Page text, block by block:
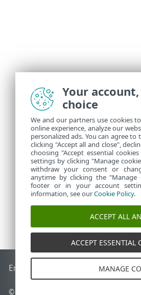
End of Life ESET Knowledge Base
© 1992 - 2026 ESET, spol. s r.o. - Tutti i
Your
choice
We and our partners use cookies
online experience, analyze our
personalized ads. You can agree
clicking "Accept all and close",
choosing "Accept essential
settings by clicking "Manage
withdraw your consent or
anytime by clicking the
footer or in your account
information, see ourCookie Policy.
ACCEPT ALL
ACCEPT ESSENTIAL
MANAGE